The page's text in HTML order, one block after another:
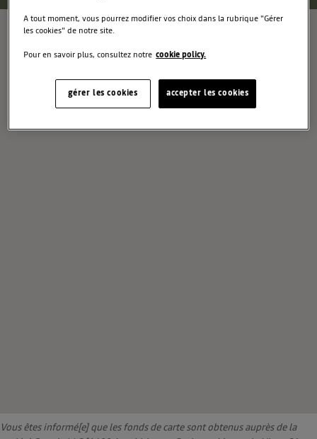
Vous êtes informé[e] que les fonds de carte sont obtenus auprès de la
A tout moment, vous pourrez modifier vos choix dans la rubrique "Gérer
les cookies" de notre site.
Pour en savoir plus, consultez notre cookie policy.
accepter les cookies
gérer les cookies